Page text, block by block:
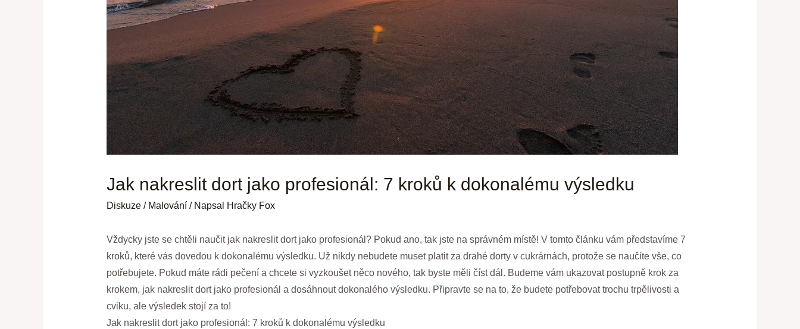
Jak nakreslit dort jako profesionál: 7 kroků k dokonalému výsledku
Diskuze / Malování/ Napsal Hračky Fox
Vždycky jste se chtěli naučit jak nakreslit dort jako profesionál? Pokud ano, tak jste na správném místě! V tomto článku vám představíme 7
kroků, které vás dovedou k dokonalému výsledku. Už nikdy nebudete muset platit za drahé dorty v cukrárnách, protože se naučíte vše, co
potřebujete. Pokud máte rádi pečení a chcete si vyzkoušet něco nového, tak byste měli číst dál. Budeme vám ukazovat postupně krok za
krokem, jak nakreslit dort jako profesionál a dosáhnout dokonalého výsledku. Připravte se na to, že budete potřebovat trochu trpělivosti a
cviku, ale výsledek stojí za to!
Jak nakreslit dort jako profesionál: 7 kroků k dokonalému výsledku